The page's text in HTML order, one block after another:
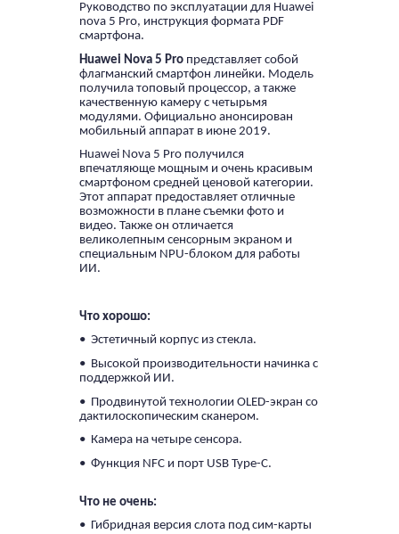
Руководство по эксплуатации для Huawei
nova 5 Pro, инструкция формата PDF
смартфона.
Huawei Nova 5 Pro представляет собой
флагманский смартфон линейки. Модель
получила топовый процессор, а также
качественную камеру с четырьмя
модулями. Официально анонсирован
мобильный аппарат в июне 2019.
Huawei Nova 5 Pro получился
впечатляюще мощным и очень красивым
смартфоном средней ценовой категории.
Этот аппарат предоставляет отличные
возможности в плане съемки фото и
видео. Также он отличается
великолепным сенсорным экраном и
специальным NPU-блоком для работы
ИИ.
Что хорошо:
• Эстетичный корпус из стекла.
• Высокой производительности начинка с
поддержкой ИИ.
• Продвинутой технологии OLED-экран со
дактилоскопическим сканером.
• Камера на четыре сенсора.
• Функция NFC и порт USB Type-C.
Что не очень:
• Гибридная версия слота под сим-карты